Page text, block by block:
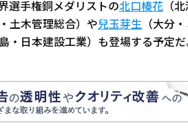
選手権銅メダリストの北口榛花 （
・土木管理総合）や兒玉芽生 （大分
島・日本建設工業）も登場する予定だ